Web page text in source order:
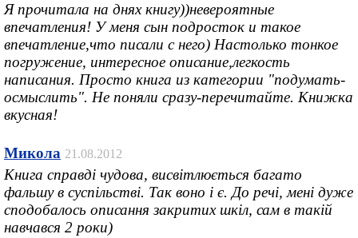
Я прочитала на днях книгу))невероятные
впечатления! У меня сын подросток и такое
впечатление,что писали с него) Настолько тонкое
погружение, интересное описание,легкость
написания. Просто книга из категории "подумать-
осмыслить". Не поняли сразу-перечитайте. Книжка
вкусная!
Микола 21.08.2012
Книга справді чудова, висвітлюється багато
фальшу в суспільстві. Так воно і є. До речі, мені дуже
сподобалось описання закритих шкіл, сам в такій
навчався 2 роки)